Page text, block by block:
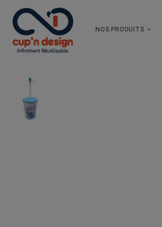
NOS PRODUITS